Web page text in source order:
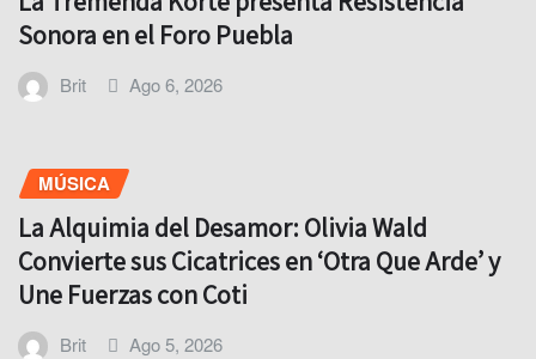
Sonora en el Foro Puebla
Brit Ago 6, 2026
MÚSICA
La Alquimia del Desamor: Olivia Wald
Convierte sus Cicatrices en ‘Otra Que Arde’ y
Une Fuerzas con Coti
Brit Ago 5, 2026